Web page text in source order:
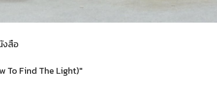
งสือ
To Find The Light)"